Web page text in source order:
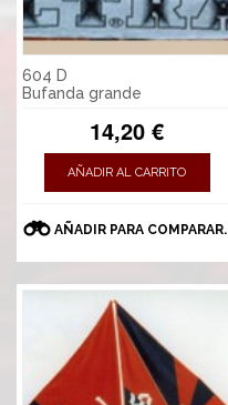
604 D
Bufanda grande
14,20 €
AÑADIR AL CARRITO
AÑADIR PARA COMPARAR.